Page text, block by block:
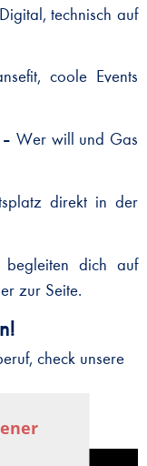
technisch auf
coole Events
– Wer will und Gas
direkt in der
dich auf
zur Seite.
check unsere